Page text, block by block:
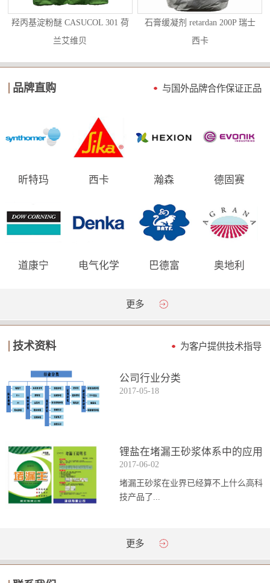
羟丙基淀粉醚 CASUCOL 301 荷
兰艾维贝
石膏缓凝剂 retardan 200P 瑞士
西卡
品牌直购 与国外品牌合作保证正品
昕特玛 西卡 瀚森 德固赛
道康宁 电气化学 巴德富 奥地利
更多
技术资料 为客户提供技术指导
公司行业分类
2017-05-18
锂盐在堵漏王砂浆体系中的应用
2017-06-02
堵漏王砂浆在业界已经算不上什么高科
技产品了...
。简单来说它就是一种能够迅速凝固的
通砂浆的强...
更多